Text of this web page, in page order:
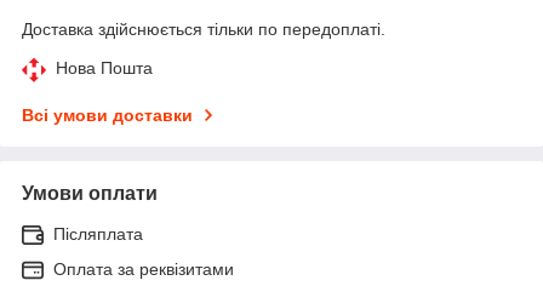
Доставка здійснюється тільки по передоплаті.
Нова Пошта
Всі умови доставки
Умови оплати
Післяплата
Оплата за реквізитами